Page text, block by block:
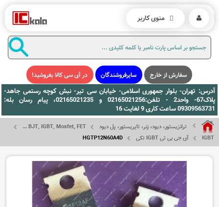
سفارش از خارج سایرفروشندگان در آی سی کالا بفروشید!
آدرس: تهران- بلوار جمهوری اسلامی- خیابان سی تیر- نبش کوچه رستمی جاهد-
پلاک67- واحد2 - تلفن:02165021256 و 02165021235، پیام رسان بله:
09309563731 ساعت کاری 9 لغایت 16
ترانزیستور، دیود، زنر، تایریستور، پل دیود
BJT, IGBT, Mosfet, FET ...
IGBT
آی جی بی تی IGBT تکی HGTP12N60A4D
منوی کاربر